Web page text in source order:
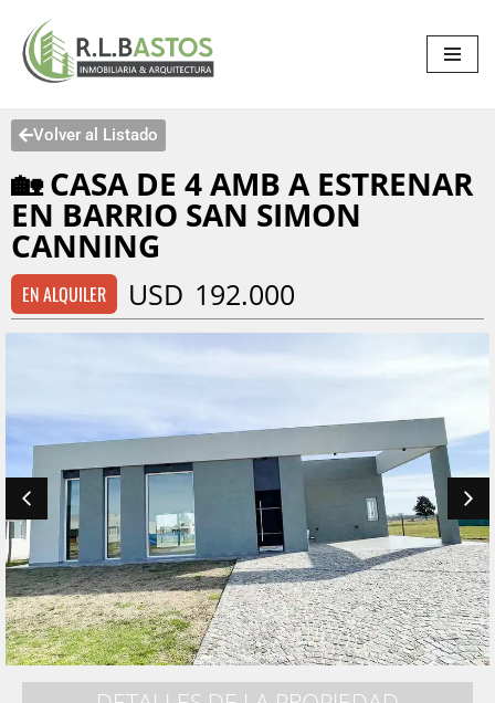
Saltar
Volver al Listado
🏡 CASA DE 4 AMB A ESTRENAR
EN BARRIO SAN SIMON
CANNING
EN ALQUILER USD 192.000